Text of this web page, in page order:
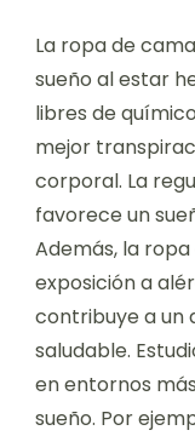
La ropa de
sueño al estar
libres de
mejor
corporal. La
favorece un
Además, la
exposición a
contribuye a un
saludable.
en entornos
sueño. Por